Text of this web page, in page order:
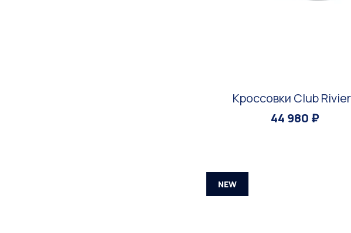
Кроссовки Club
44 980 ₽
NEW